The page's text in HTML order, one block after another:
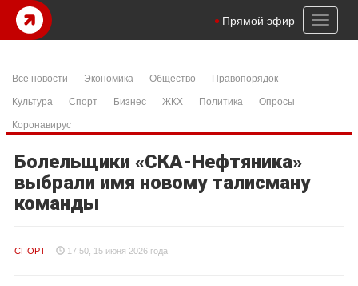
Toggle
Прямой эфир
Все новости Экономика Общество
Правопорядок
Культура
Спорт Бизнес ЖКХ Политика
Опросы
Коронавирус
Болельщики «СКА-Нефтяника»
выбрали имя новому талисману
команды
СПОРТ 17:50, 15 июня 2026 года